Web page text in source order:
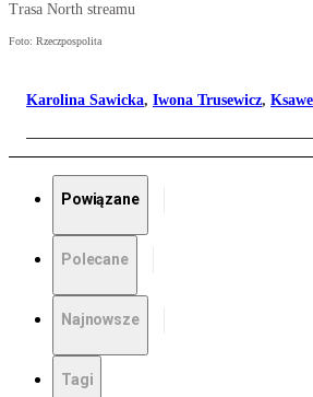
Trasa North streamu
Foto: Rzeczpospolita
Karolina Sawicka, Iwona Trusewicz,
Powiązane
Polecane
Najnowsze
Tagi